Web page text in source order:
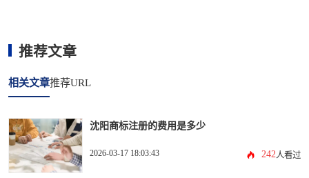
推荐文章
相关文章推荐URL
沈阳商标注册的费用是多少
2026-03-17 18:03:43 242人看过